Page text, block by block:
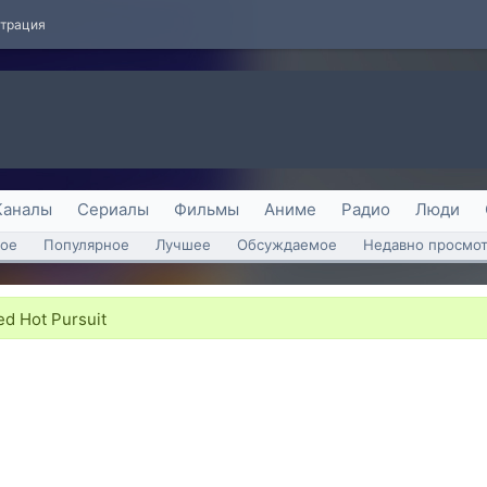
Сериалы Фильмы Аниме Радио Люди
Популярное Лучшее Обсуждаемое Недавно
Hot Pursuit